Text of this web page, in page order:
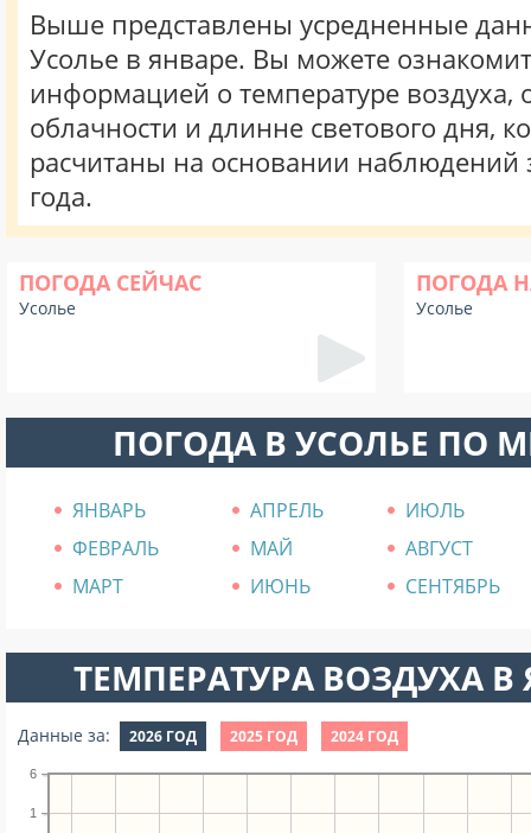
Выше представлены усредненные
Усолье в январе. Вы можете
информацией о температуре воздуха,
облачности и длинне светового дня,
расчитаны на основании наблюдений
года.
ПОГОДА СЕЙЧАС
Усолье
ПОГОДА
Усолье
ПОГОДА В УСОЛЬЕ ПО
ЯНВАРЬ АПРЕЛЬ
ИЮЛЬ
ФЕВРАЛЬ
МАЙ
АВГУСТ
МАРТ
ИЮНЬ СЕНТЯБРЬ
ТЕМПЕРАТУРА ВОЗДУХА В
Данные за: 2026 ГОД 2025 ГОД 2024 ГОД
1
6